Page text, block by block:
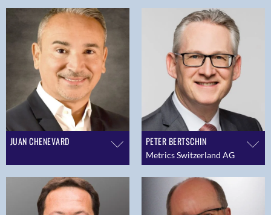
JUAN CHENEVARD PETER BERTSCHIN
Metrics Switzerland AG